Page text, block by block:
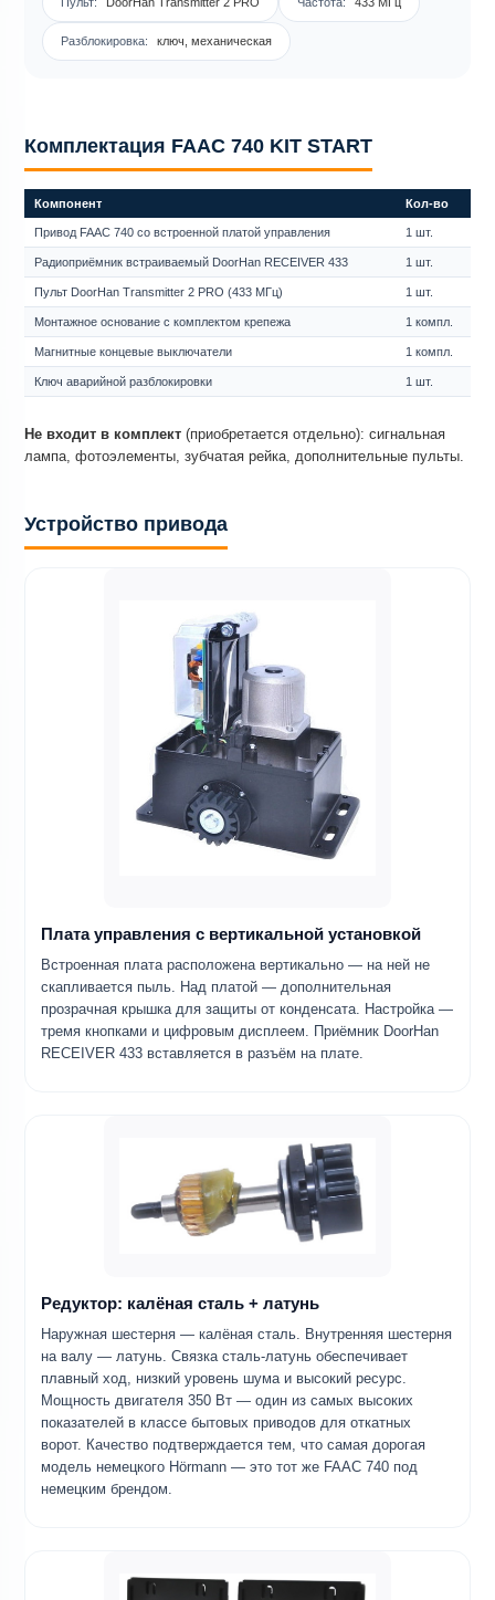
Разблокировка: ключ, механическая
Комплектация FAAC 740 KIT START
Компонент Кол-во
Привод FAAC 740 со встроенной платой управления 1 шт.
Радиоприёмник встраиваемый DoorHan RECEIVER 433 1 шт.
Пульт DoorHan Transmitter 2 PRO (433 МГц) 1 шт.
Монтажное основание с комплектом крепежа 1 компл.
Магнитные концевые выключатели 1 компл.
Ключ аварийной разблокировки 1 шт.
Не входит в комплект (приобретается отдельно): сигнальная
лампа, фотоэлементы, зубчатая рейка, дополнительные пульты.
Устройство привода
Плата управления с вертикальной установкой
Встроенная плата расположена вертикально — на ней не
скапливается пыль. Над платой — дополнительная
прозрачная крышка для защиты от конденсата. Настройка —
тремя кнопками и цифровым дисплеем. Приёмник DoorHan
RECEIVER 433 вставляется в разъём на плате.
Редуктор: калёная сталь + латунь
Наружная шестерня — калёная сталь. Внутренняя шестерня
на валу — латунь. Связка сталь-латунь обеспечивает
плавный ход, низкий уровень шума и высокий ресурс.
Мощность двигателя 350 Вт — один из самых высоких
показателей в классе бытовых приводов для откатных
ворот. Качество подтверждается тем, что самая дорогая
модель немецкого Hörmann — это тот же FAAC 740 под
немецким брендом.